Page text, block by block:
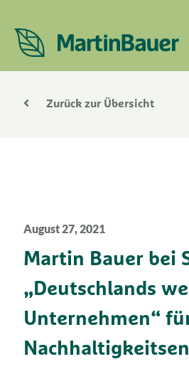
Zurück zur Übersicht
August 27, 2021
Martin Bauer bei
„Deutschlands
Unternehmen“